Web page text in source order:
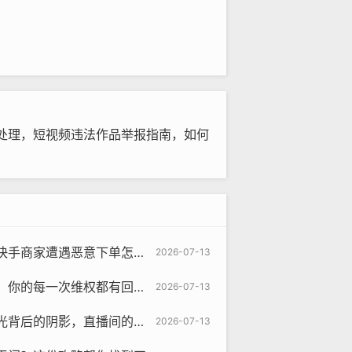
理，短视频违法作品举报指南，如何
2026-07-13
怎么办？这份自救+外援指南请收好
2026-07-13
每一次维权都有回响吗？
2026-07-13
影，直播间的举报藩篱何解？